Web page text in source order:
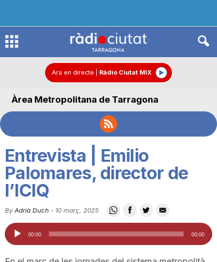
R
d
C
u
Ara en directe Ràdio Ciutat MIX
Àrea Metropolitana de Tarragona
Entrevista | Emilio
Palomares, director de
l’ICIQ
By Adrià Duch - 10 març, 2025
Reproductor
d'àudio
00:00 00:00